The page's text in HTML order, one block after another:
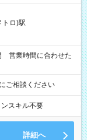
トロ)駅
ご相談ください
スキル不要
詳細へ